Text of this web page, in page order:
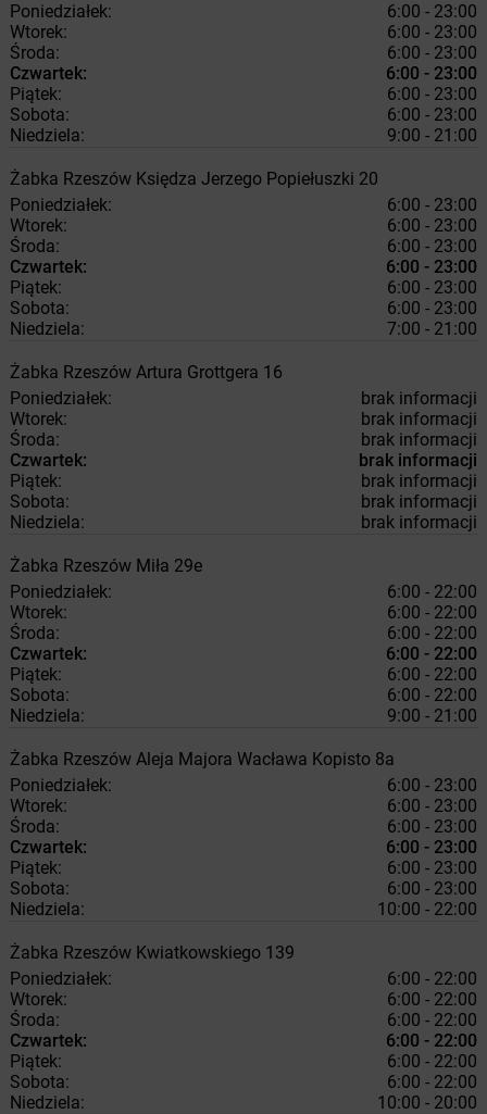
Poniedziałek:
6:00 - 23:00
Wtorek:
6:00 - 23:00
Środa:
6:00 - 23:00
Czwartek:
6:00 - 23:00
Piątek:
6:00 - 23:00
Sobota:
6:00 - 23:00
Niedziela:
9:00 - 21:00
Żabka Rzeszów Księdza Jerzego Popiełuszki 20
Poniedziałek:
6:00 - 23:00
Wtorek:
6:00 - 23:00
Środa:
6:00 - 23:00
Czwartek:
6:00 - 23:00
Piątek:
6:00 - 23:00
Sobota:
6:00 - 23:00
Niedziela:
7:00 - 21:00
Żabka Rzeszów Artura Grottgera 16
Poniedziałek:
brak informacji
Wtorek:
brak informacji
Środa:
brak informacji
Czwartek:
brak informacji
Piątek:
brak informacji
Sobota:
brak informacji
Niedziela:
brak informacji
Żabka Rzeszów Miła 29e
Poniedziałek:
6:00 - 22:00
Wtorek:
6:00 - 22:00
Środa:
6:00 - 22:00
Czwartek:
6:00 - 22:00
Piątek:
6:00 - 22:00
Sobota:
6:00 - 22:00
Niedziela:
9:00 - 21:00
Żabka Rzeszów Aleja Majora Wacława Kopisto 8a
Poniedziałek:
6:00 - 23:00
Wtorek:
6:00 - 23:00
Środa:
6:00 - 23:00
Czwartek:
6:00 - 23:00
Piątek:
6:00 - 23:00
Sobota:
6:00 - 23:00
Niedziela:
10:00 - 22:00
Żabka Rzeszów Kwiatkowskiego 139
Poniedziałek:
6:00 - 22:00
Wtorek:
6:00 - 22:00
Środa:
6:00 - 22:00
Czwartek:
6:00 - 22:00
Piątek:
6:00 - 22:00
Sobota:
6:00 - 22:00
Niedziela:
10:00 - 20:00